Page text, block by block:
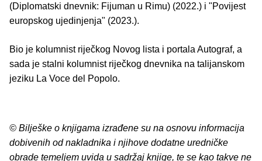
(Diplomatski dnevnik: Fijuman u Rimu) (2022.) i "Povijest
europskog ujedinjenja" (2023.).
Bio je kolumnist riječkog Novog lista i portala Autograf, a
sada je stalni kolumnist riječkog dnevnika na talijanskom
jeziku La Voce del Popolo.
© Bilješke o knjigama izrađene su na osnovu informacija
dobivenih od nakladnika i njihove dodatne uredničke
obrade temeljem uvida u sadržaj knjige, te se kao takve ne